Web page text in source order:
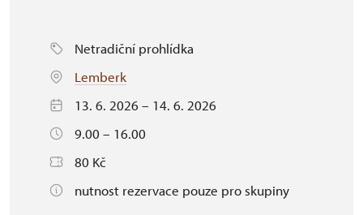
Netradiční prohlídka
Lemberk
13. 6. 2026 – 14. 6. 2026
9.00 – 16.00
80 Kč
nutnost rezervace pouze pro skupiny